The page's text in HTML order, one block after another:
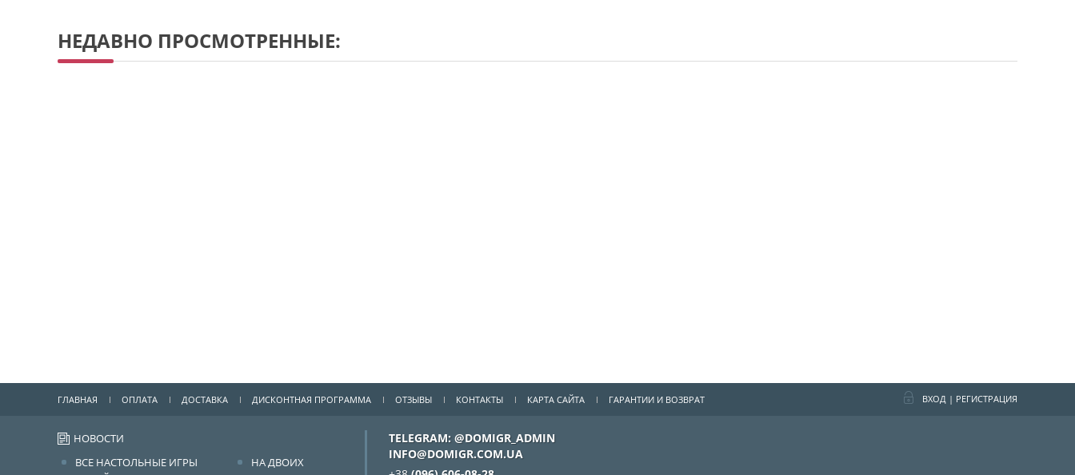
НЕДАВНО ПРОСМОТРЕННЫЕ:
ГЛАВНАЯ ОПЛАТА ДОСТАВКА ДИСКОНТНАЯ ПРОГРАММА ОТЗЫВЫ КОНТАКТЫ КАРТА САЙТА ГАРАНТИИ И ВОЗВРАТ ВХОД | РЕГИСТРАЦИЯ
НОВОСТИ
ВСЕ НАСТОЛЬНЫЕ ИГРЫ
НА ДВОИХ
TELEGRAM: @DOMIGR_ADMIN
INFO@DOMIGR.COM.UA